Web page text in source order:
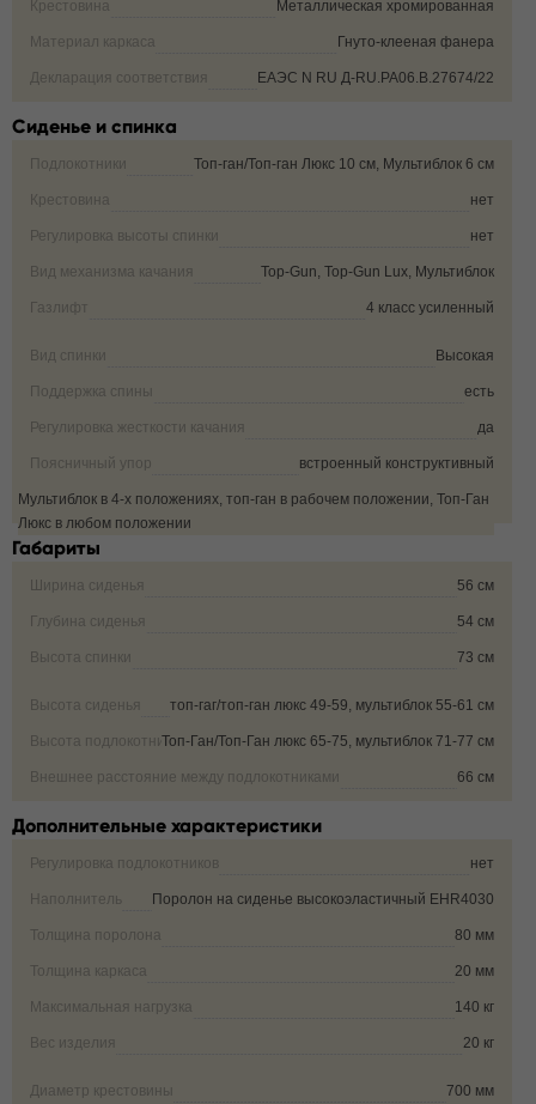
Крестовина Металлическая хромированная
Материал каркаса Гнуто-клееная фанера
Декларация соответствия ЕАЭС N RU Д-RU.РА06.В.27674/22
Сиденье и спинка
Подлокотники Топ-ган/Топ-ган Люкс 10 см, Мультиблок 6 см
Крестовина нет
Регулировка высоты спинки нет
Вид механизма качания Top-Gun, Top-Gun Lux, Мультиблок
Газлифт 4 класс усиленный
Вид спинки Высокая
Поддержка спины есть
Регулировка жесткости качания да
Поясничный упор встроенный конструктивный
Фиксация угла наклона кресла
Мультиблок в 4-х положениях, топ-ган в рабочем положении, Топ-Ган
Люкс в любом положении
Габариты
Ширина сиденья 56 см
Глубина сиденья 54 см
Высота спинки 73 см
Высота сиденья топ-гаг/топ-ган люкс 49-59, мультиблок 55-61 см
Высота подлокотника от полаТоп-Ган/Топ-Ган люкс 65-75, мультиблок 71-77 см
Внешнее расстояние между подлокотниками 66 см
Дополнительные характеристики
Регулировка подлокотников нет
Наполнитель Поролон на сиденье высокоэластичный EHR4030
Толщина поролона 80 мм
Толщина каркаса 20 мм
Максимальная нагрузка 140 кг
Вес изделия 20 кг
Диаметр крестовины 700 мм